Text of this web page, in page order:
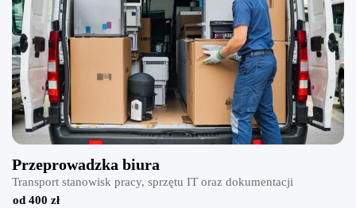
Przeprowadzka biura
Transport stanowisk pracy, sprzętu IT oraz dokumentacji
od 400 zł